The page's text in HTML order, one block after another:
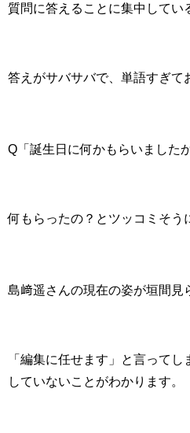
質問に答えることに集中してい
答えがサバサバで、単語すぎて
Q「誕生日に何かもらいました
何もらったの？とツッコミそう
島﨑遥さんの現在の姿が垣間見
「編集に任せます」と言って
していないことがわかります。